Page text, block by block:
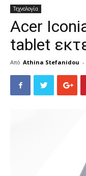
Τεχνολογία
Acer
tablet
Από Athina Stefanidou -